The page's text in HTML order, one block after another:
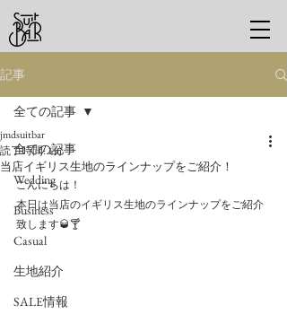
記事
全ての記事
Wedding
Business
Casual
生地紹介
SALE情報
全ての記事
当店イギリス生地のラインナップをご紹介！
jmdsuitbar
読了時間: 1分
こんにちは！
本日は当店のイギリス生地のラインナップをご紹介
致します🥃🍸